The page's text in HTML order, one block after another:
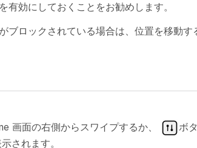
効にしておくことをお勧めします。
ロックされている場合は、位置を移動す
画面の右側からスワイプするか、
ボ
されます。